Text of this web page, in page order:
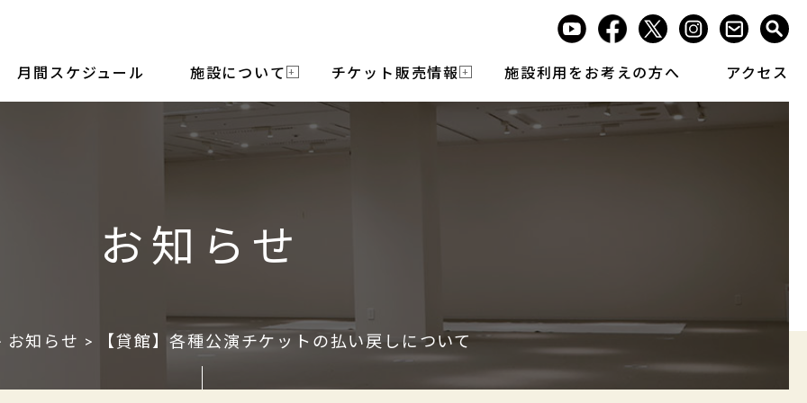
月間スケジュール 施設について チケット販売情報 施設利用をお考えの方へ アクセス
お知らせ
お知らせ > 【貸館】各種公演チケットの払い戻しについて